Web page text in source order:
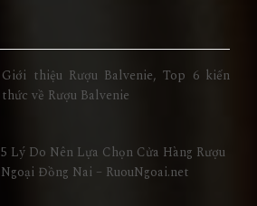
Giới thiệu Rượu Balvenie, Top 6 kiến
thức về Rượu Balvenie
5 Lý Do Nên Lựa Chọn Cửa Hàng Rượu
Ngoại Đồng Nai – RuouNgoai.net